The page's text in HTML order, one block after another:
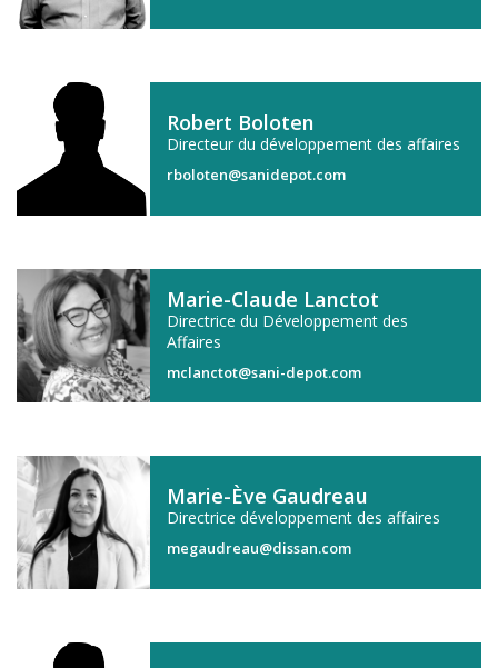
Robert Boloten
Directeur du développement des affaires
rboloten@sanidepot.com
Marie-Claude Lanctot
Directrice du Développement des
Affaires
mclanctot@sani-depot.com
Marie-Ève Gaudreau
Directrice développement des affaires
megaudreau@dissan.com